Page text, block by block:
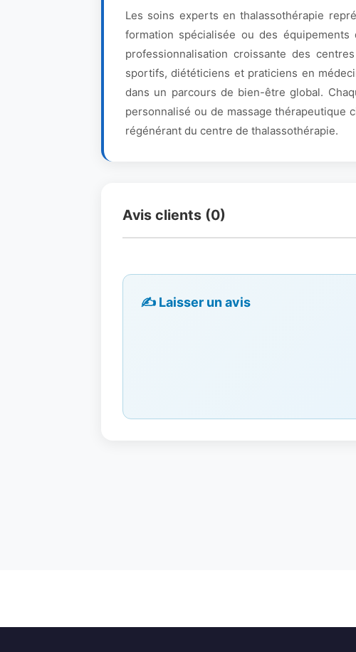
Les soins experts en thalassothérapie
formation spécialisée ou des
professionnalisation croissante des
sportifs, diététiciens et praticiens en
dans un parcours de bien-être global.
personnalisé ou de massage
régénérant du centre de thalassothérapie.
Avis clients (0)
✍️ Laisser un avis